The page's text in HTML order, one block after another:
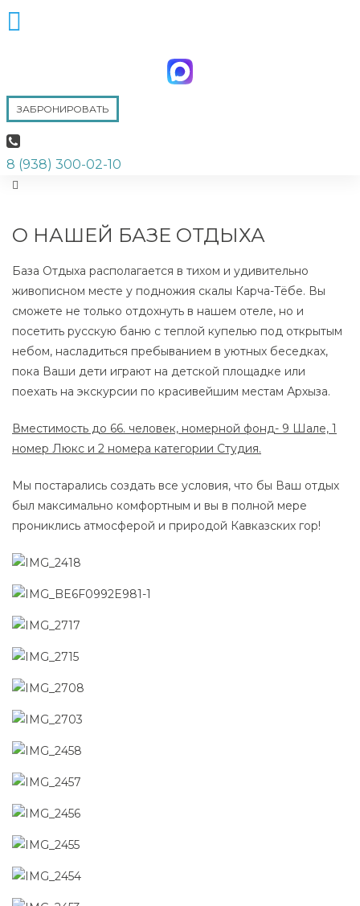
ЗАБРОНИРОВАТЬ
8 (938) 300-02-10
О НАШЕЙ БАЗЕ ОТДЫХА
База Отдыха располагается в тихом и удивительно
живописном месте у подножия скалы Карча-Тёбе. Вы
сможете не только отдохнуть в нашем отеле, но и
посетить русскую баню с теплой купелью под открытым
небом, насладиться пребыванием в уютных беседках,
пока Ваши дети играют на детской площадке или
поехать на экскурсии по красивейшим местам Архыза.
Вместимость до 66. человек, номерной фонд- 9 Шале, 1
номер Люкс и 2 номера категории Студия.
Мы постарались создать все условия, что бы Ваш отдых
был максимально комфортным и вы в полной мере
прониклись атмосферой и природой Кавказских гор!